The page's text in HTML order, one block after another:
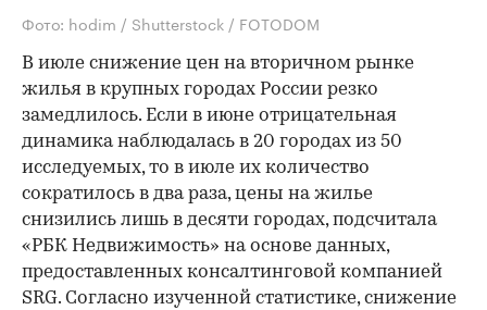
Фото: hodim / Shutterstock / FOTODOM
В июле снижение цен на вторичном рынке
жилья в крупных городах России резко
замедлилось. Если в июне отрицательная
динамика наблюдалась в 20 городах из 50
исследуемых, то в июле их количество
сократилось в два раза, цены на жилье
снизились лишь в десяти городах, подсчитала
«РБК Недвижимость» на основе данных,
предоставленных консалтинговой компанией
SRG. Согласно изученной статистике, снижение